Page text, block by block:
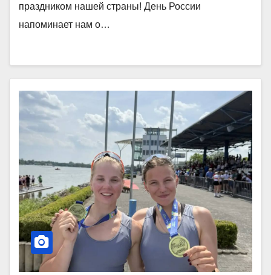
праздником нашей страны! День России
напоминает нам о…